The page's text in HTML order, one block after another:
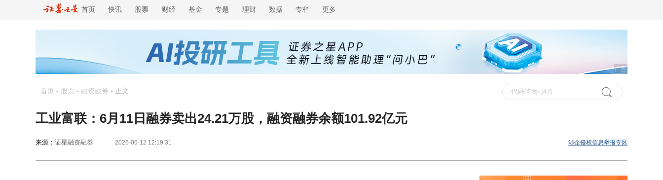
首页 快讯 股票 财经 基金 专题 理财 数据 专栏 更多
广告
首页 - 股票 - 融资融券 - 正文
工业富联：6月11日融券卖出24.21万股，融资融券余额101.92亿元
来源： 证星融资融券 2026-06-12 12:19:31 涉企侵权信息举报专区